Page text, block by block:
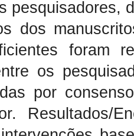
pesquisadores,
dos
foram
os
por
Resultados/